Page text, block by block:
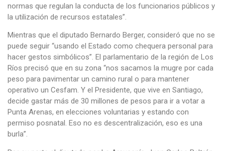
normas que regulan la conducta de los funcionarios públicos y
la utilización de recursos estatales”.
Mientras que el diputado Bernardo Berger, consideró que no se
puede seguir “usando el Estado como chequera personal para
hacer gestos simbólicos”. El parlamentario de la región de Los
Ríos precisó que en su zona “nos sacamos la mugre por cada
peso para pavimentar un camino rural o para mantener
operativo un Cesfam. Y el Presidente, que vive en Santiago,
decide gastar más de 30 millones de pesos para ir a votar a
Punta Arenas, en elecciones voluntarias y estando con
permiso posnatal. Eso no es descentralización, eso es una
burla”.